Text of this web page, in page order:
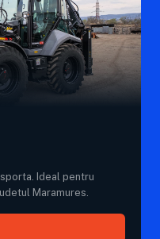
Ideal pentru
Maramures.